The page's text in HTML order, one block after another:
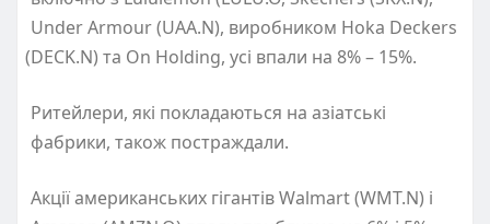
Under Armour(UAA.N), виробником Hoka Deckers
(DECK.N) та On Holding, усі впали на 8% – 15%.
Ритейлери, які покладаються на азіатські
фабрики, також постраждали.
Акції американських гігантів Walmart(WMT.N) і